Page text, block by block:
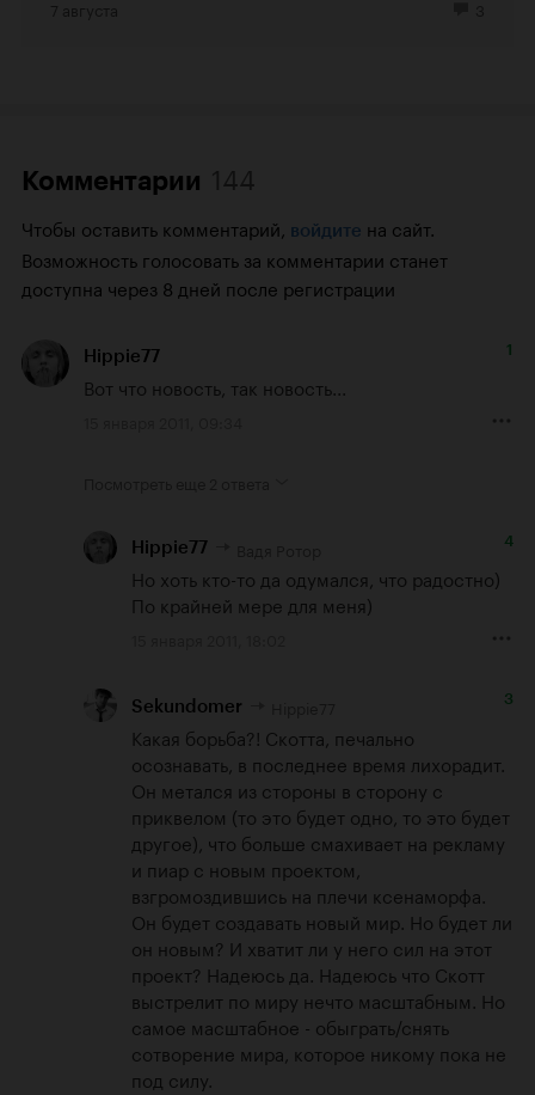
Комментарии
Чтобы оставить комментарий, войдите на сайт.
Возможность голосовать за комментарии станет
доступна через 8 дней после регистрации
Hippie77 1
Вот что новость, так новость...
Hippie77 4
Но хоть кто-то да одумался, что радостно)
По крайней мере для меня)
Sekundomer 3
Какая борьба?! Скотта, печально
осознавать, в последнее время лихорадит.
Он метался из стороны в сторону с
приквелом (то это будет одно, то это будет
другое), что больше смахивает на рекламу
и пиар с новым проектом,
взгромоздившись на плечи ксенаморфа.
Он будет создавать новый мир. Но будет ли
он новым? И хватит ли у него сил на этот
проект? Надеюсь да. Надеюсь что Скотт
выстрелит по миру нечто масштабным. Но
самое масштабное - обыграть/снять
сотворение мира, которое никому пока не
под силу.